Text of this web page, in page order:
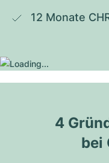
12 Monate
4
bei